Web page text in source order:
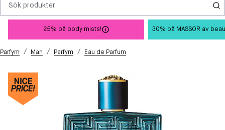
Sök produkter
25% på body mists! 30% på MASSOR av
Parfym / Man / Parfym / Eau de Parfum